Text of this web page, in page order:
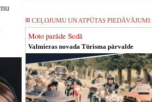
CEĻOJUMU UN ATPŪTAS PIEDĀVĀJUMI:
Moto parāde Sedā
Valmieras novada Tūrisma pārvalde